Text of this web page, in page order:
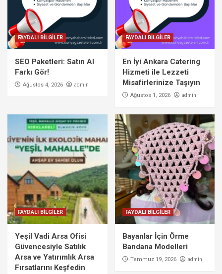
FAYDALI BİLGİLER
SEO Paketleri: Satın Al
Farkı Gör!
Ağustos 4, 2026 admin
FAYDALI BİLGİLER
En İyi Ankara Catering
Hizmeti ile Lezzeti
Misafirlerinize Taşıyın
Ağustos 1, 2026 admin
FAYDALI BİLGİLER
Yeşil Vadi Arsa Ofisi
Güvencesiyle Satılık
Arsa ve Yatırımlık Arsa
Fırsatlarını Keşfedin
FAYDALI BİLGİLER
Bayanlar İçin Örme
Bandana Modelleri
Temmuz 19, 2026 admin